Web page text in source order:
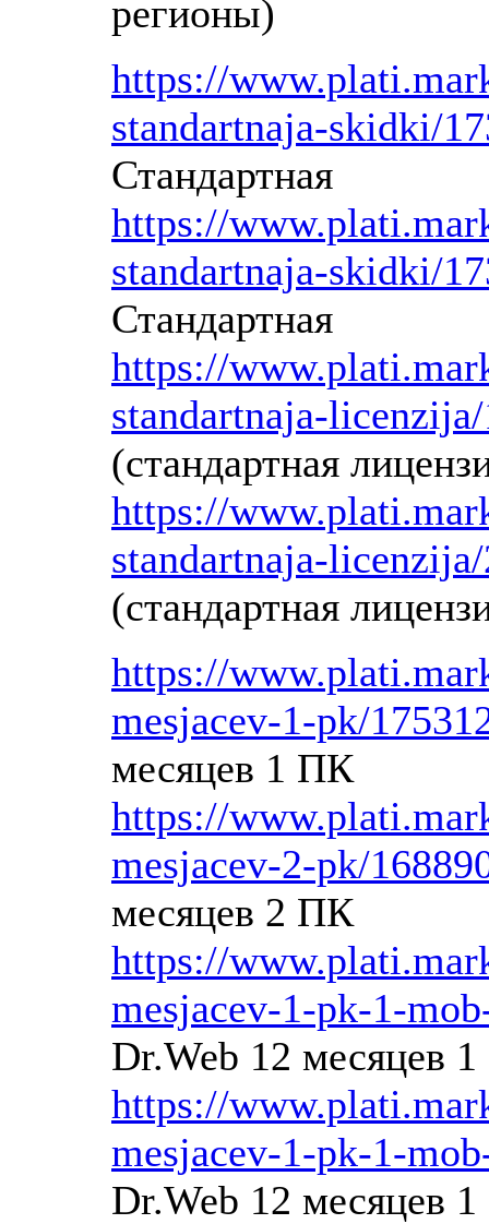
регионы)
https://
standartnaja-skidki/
Стандартная
https://
standartnaja-skidki/
Стандартная
https://
standartnaja-
(стандартная
https://
standartnaja-
(стандартная
https://
mesjacev-1-pk/
месяцев 1 ПК
https://
mesjacev-2-pk/
месяцев 2 ПК
https://
mesjacev-1-pk-1-
Dr.Web 12 месяцев
https://
mesjacev-1-pk-1-
Dr.Web 12